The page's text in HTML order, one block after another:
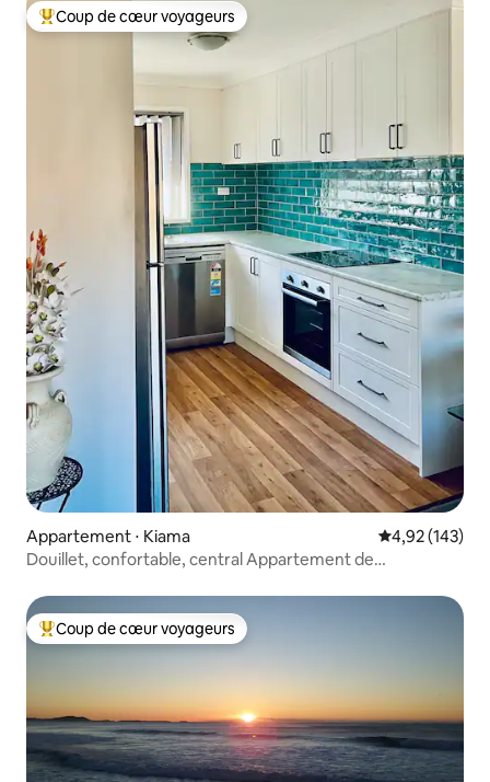
Coups de cœur voyageurs les plus appréciés
Coup de cœur voyageurs
Appartement ⋅ Kiama Évaluation
4,92 (143)
Douillet, confortable, central Appartement de
Coups de cœur voyageurs les plus appréciés
Coup de cœur voyageurs